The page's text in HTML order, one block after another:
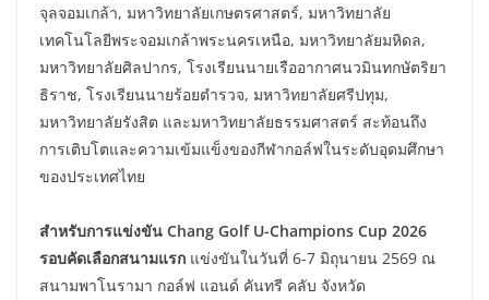
จุลจอมเกล้า, มหาวิทยาลัยเกษตรศาสตร์, มหาวิทยาลัย
เทคโนโลยีพระจอมเกล้าพระนครเหนือ, มหาวิทยาลัยมหิดล,
มหาวิทยาลัยศิลปากร, โรงเรียนนายเรืออากาศนวมินทกษัตริยา
ธิราช, โรงเรียนนายร้อยตำรวจ, มหาวิทยาลัยศรีปทุม,
มหาวิทยาลัยรังสิต และมหาวิทยาลัยธรรมศาสตร์ สะท้อนถึง
การเติบโตและความเข้มแข็งของกีฬากอล์ฟในระดับอุดมศึกษา
ของประเทศไทย
สำหรับการแข่งขัน Chang Golf U-Champions Cup 2026
รอบคัดเลือกสนามแรก แข่งขันในวันที่ 6-7 มิถุนายน 2569 ณ
สนามพาโนรามา กอล์ฟ แอนด์ คันทรี คลับ จังหวัด